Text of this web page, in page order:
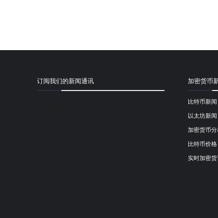
订阅我们的新闻通讯 加密货币
比特币新闻
以太坊新闻
加密货币
比特币价格
实时加密